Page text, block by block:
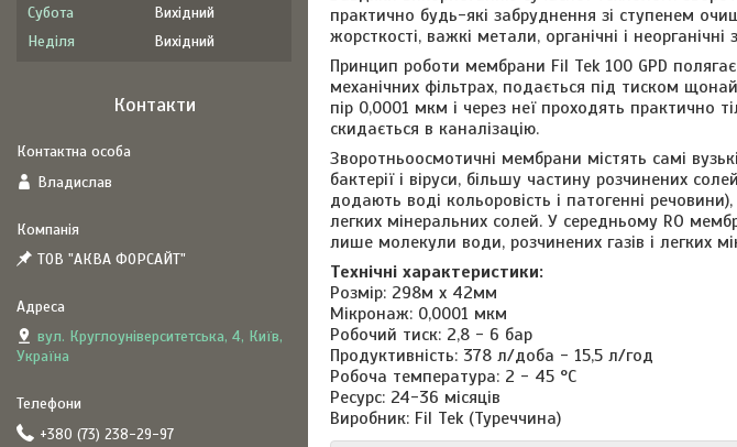
практично будь-які забруднення зі ступенем
жорсткості, важкі метали, органічні і
Принцип роботи мембрани Fil Tek 100 GPD
механічних фільтрах, подається під тиском
пір 0,0001 мкм і через неї проходять практично
скидається в каналізацію.
Зворотньоосмотичні мембрани містять самі
бактерії і віруси, більшу частину розчинених
додають воді кольоровість і патогенні
легких мінеральних солей. У середньому RO
лише молекули води, розчинених газів і легких
Технічні характеристики:
Розмір: 298м x 42мм
Мікронаж: 0,0001 мкм
Робочий тиск: 2,8 - 6 бар
Продуктивність: 378 л/доба - 15,5 л/год
Робоча температура: 2 - 45 °C
Ресурс: 24-36 місяців
Виробник: Fil Tek (Туреччина)
Субота
Вихідний
Неділя
Вихідний
Контакти
Владислав
ТОВ "АКВА ФОРСАЙТ"
вул. Круглоуніверситетська, 4, Київ,
Україна
+380 (73) 238-29-97